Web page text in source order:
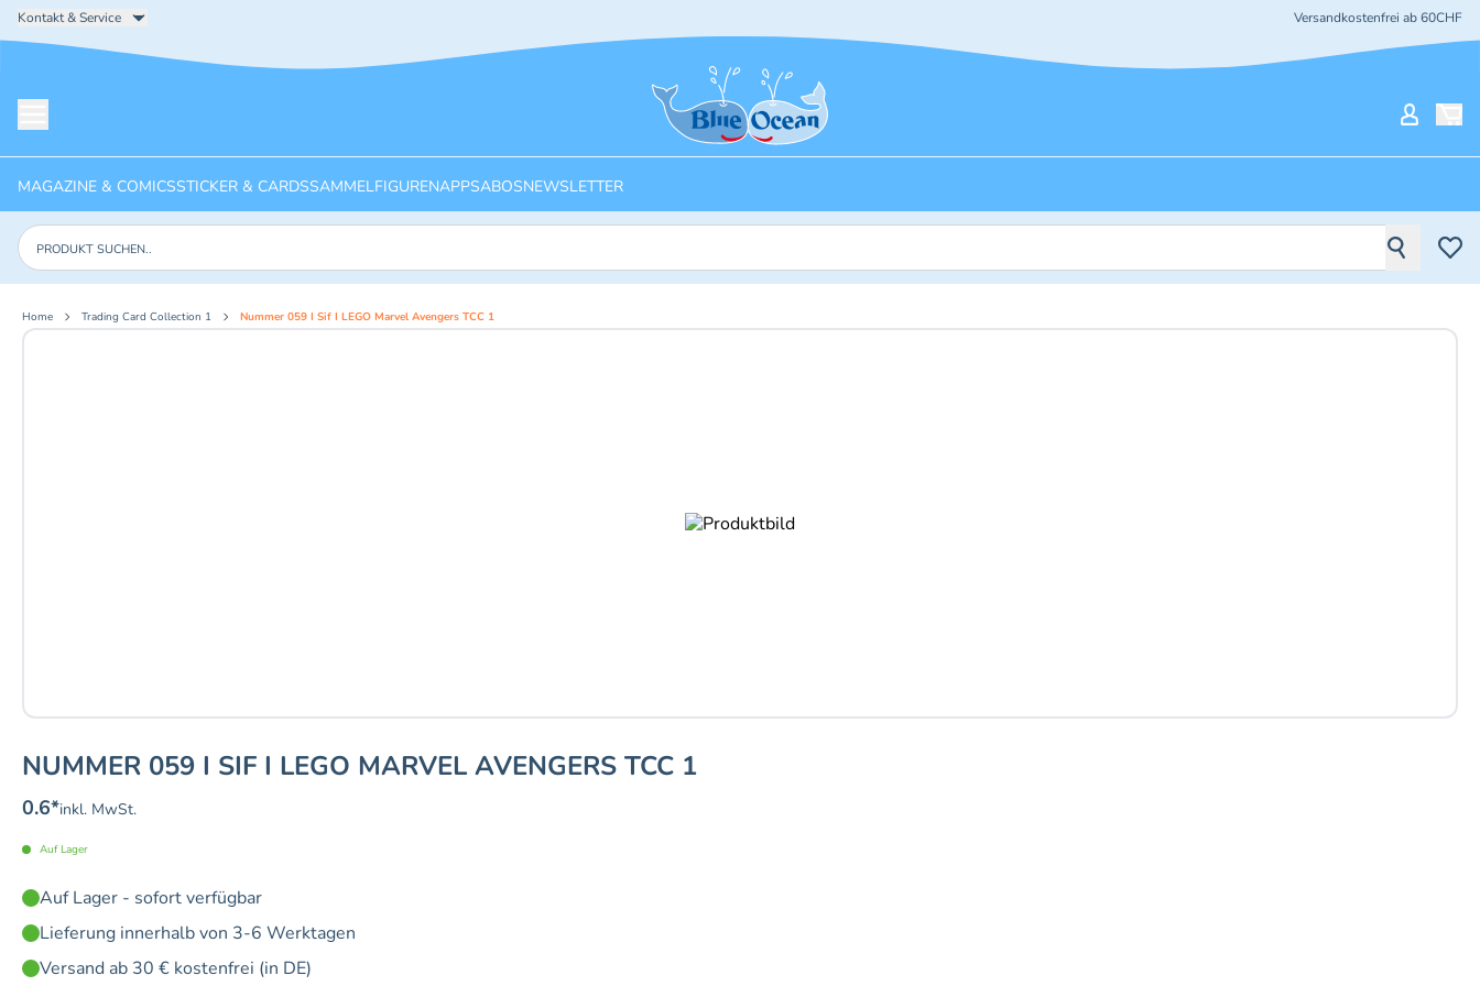
Kontakt & Service Versandkostenfrei ab 60CHF
Startseite
MAGAZINE & COMICSSTICKER & CARDSSAMMELFIGURENAPPSABOSNEWSLETTER
Produkte suchen
Home Trading Card Collection 1 Nummer 059 I Sif I LEGO Marvel Avengers TCC 1
NUMMER 059 I SIF I LEGO MARVEL AVENGERS TCC 1
0.6*inkl. MwSt.
Auf Lager
Auf Lager - sofort verfügbar
Lieferung innerhalb von 3-6 Werktagen
Versand ab 30 € kostenfrei (in DE)